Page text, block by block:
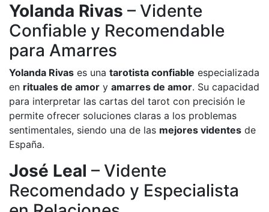
Yolanda Rivas – Vidente
Confiable y Recomendable
para Amarres
Yolanda Rivas es una tarotista confiable especializada
en rituales de amor y amarres de amor. Su capacidad
para interpretar las cartas del tarot con precisión le
permite ofrecer soluciones claras a los problemas
sentimentales, siendo una de las mejores videntes de
España.
José Leal – Vidente
Recomendado y Especialista